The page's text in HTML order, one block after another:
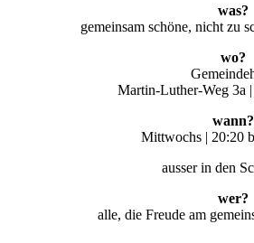
was?
gemeinsam schöne, nicht zu
wo?
Martin-Luther-Weg 3a
wann?
Mittwochs | 20:20
ausser in den
wer?
alle, die Freude am